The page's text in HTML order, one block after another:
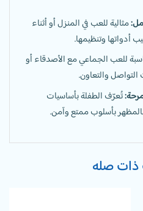
مثالية للعب في المنزل أو أثناء
أدواتها وتنظيمها.
للعب الجماعي مع الأصدقاء أو
التواصل والتعاون.
تُعرّف الطفلة بأساسيات
بأسلوب ممتع وآمن.
ذات صله